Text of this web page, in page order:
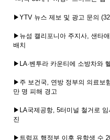
▶YTV 뉴스 제보 및 광고 문의
▶뉴섬 캘리포니아 주지사, 샌타
배치
▶LA·벤투라 카운티에 소방차와
▶주 보건국, 연방 정부의 의료보
만 명 피해 경고
▶LA국제공항, 5터미널 철거로
진
▶트럼프 행정부 이후 유학생 수